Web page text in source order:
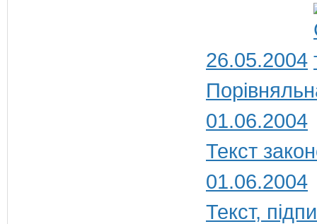
26.05.2004
01.06.2004
Текст
01.06.2004
Текст,